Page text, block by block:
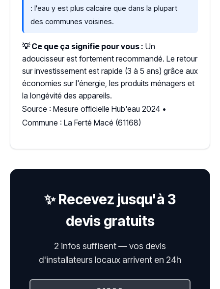
: l'eau y est plus calcaire que dans la plupart
des communes voisines.
💡 Ce que ça signifie pour vous : Un
adoucisseur est fortement recommandé. Le retour
sur investissement est rapide (3 à 5 ans) grâce aux
économies sur l'énergie, les produits ménagers et
la longévité des appareils.
Source : Mesure officielle Hub'eau 2024 •
Commune : La Ferté Macé (61168)
✨ Recevez jusqu'à 3
devis gratuits
2 infos suffisent — vos devis
d'installateurs locaux arrivent en 24h